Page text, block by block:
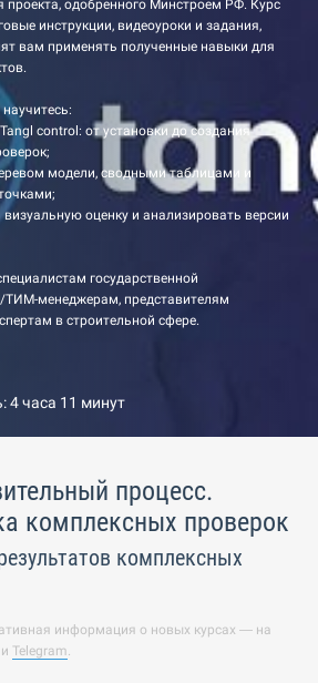
проекта, одобренного Минстроем РФ. Курс
инструкции, видеоуроки и задания,
вам применять полученные навыки для
control: от установки до создания
модели, сводными таблицами и
оценку и анализировать версии
государственной
ТИМ-менеджерам, представителям
в строительной сфере.
4 часа 11 минут
процесс.
комплексных проверок
комплексных
информация о новых курсах — на
и Telegram.